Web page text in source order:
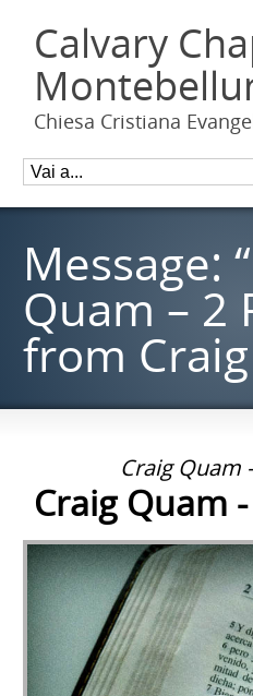
Calvary
Chiesa Cristiana
Message:
Quam – 2
from
Craig Quam
Craig Quam